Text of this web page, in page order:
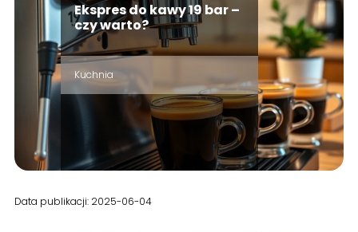
Ekspres do kawy 19 bar –
czy warto?
Kuchnia
Data publikacji: 2025-06-04